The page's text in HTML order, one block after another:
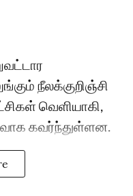
நீலக்குறிஞ்சி
வெளியாகி,
கவர்ந்துள்ளன.